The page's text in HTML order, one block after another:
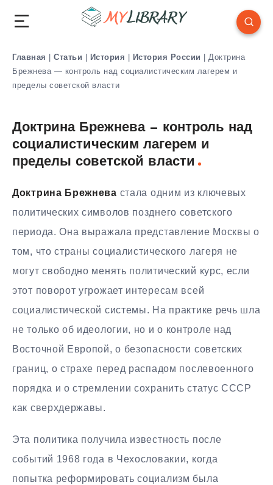
Главная | Статьи | История | История России | Доктрина
Брежнева — контроль над социалистическим лагерем и
пределы советской власти
Доктрина Брежнева — контроль над
социалистическим лагерем и
пределы советской власти
Доктрина Брежнева стала одним из ключевых
политических символов позднего советского
периода. Она выражала представление Москвы о
том, что страны социалистического лагеря не
могут свободно менять политический курс, если
этот поворот угрожает интересам всей
социалистической системы. На практике речь шла
не только об идеологии, но и о контроле над
Восточной Европой, о безопасности советских
границ, о страхе перед распадом послевоенного
порядка и о стремлении сохранить статус СССР
как сверхдержавы.
Эта политика получила известность после
событий 1968 года в Чехословакии, когда
попытка реформировать социализм была